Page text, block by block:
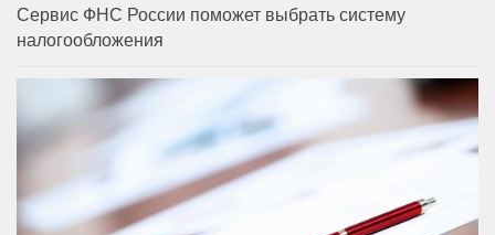
Сервис ФНС России поможет выбрать систему
налогообложения